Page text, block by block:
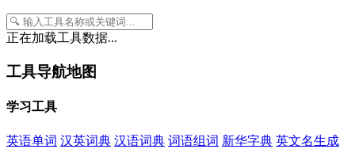
正在加载工具数据...
工具导航地图
学习工具
英语单词 汉英词典 汉语词典 词语组词 新华字典 英文名生成